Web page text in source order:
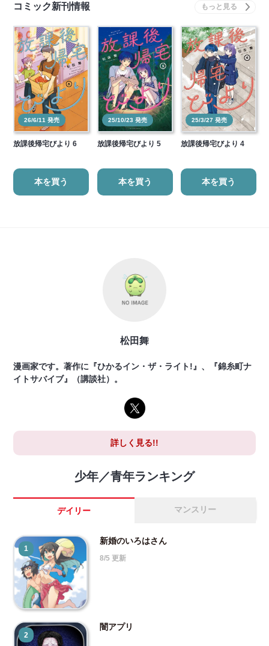
コミック新刊情報
26/6/11 発売
放課後帰宅びより 6
本を買う
25/10/23 発売
放課後帰宅びより 5
本を買う
25/3/27 発売
放課後帰宅びより 4
本を買う
松田舞
漫画家です。著作に『ひかるイン・ザ・ライト!』、『錦糸町ナ
イトサバイブ』（講談社）。
詳しく見る!!
少年／青年ランキング
デイリー マンスリー
1
新婚のいろはさん
8/5 更新
2
闇アプリ